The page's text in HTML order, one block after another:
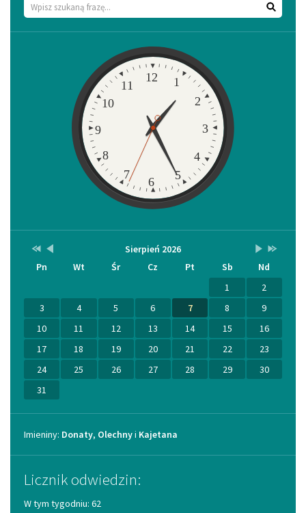
Wyszukaj
1
2
3
4
5
6
7
8
9
10
11
12
Kalendarz Lista
wydarzeń
Sierpień 2026Brak
w
Przestaw
na
Przestaw
na
Przestaw
na
Wrzesień
2026
Przestaw
na
Sierpień
2027
Pn Wt Śr Cz Pt Sb
Nd
1
2
3
4 5 6 7 8
9
10
11 12 13 14 15
16
17
18 19 20 21 22
23
24
25 26 27 28 29
30
31
Imieniny
Imieniny: Donaty, Olechnyi Kajetana
Licznik odwiedzin:
W tym tygodniu: 62